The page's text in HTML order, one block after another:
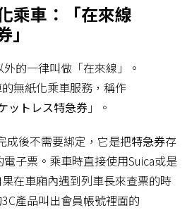
乘車：「在來線
的一律叫做「在來線」。
無紙化乘車服務，稱作
ットレス特急券 」。
後不需要綁定，它是把特急券存
子票。乘車時直接使用Suica或是
在車廂內遇到列車長來查票的時
產品叫出會員帳號裡面的